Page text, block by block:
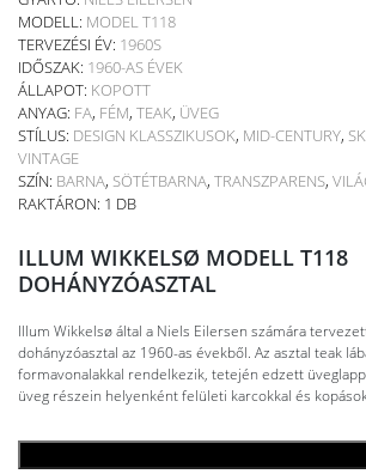
MODELL: MODEL T118
TERVEZÉSI ÉV: 1960S
IDŐSZAK: 1960-AS ÉVEK
ÁLLAPOT: KOPOTT
ANYAG: FA, FÉM, TEAK, ÜVEG
STÍLUS: DESIGN KLASSZIKUSOK, MID-CENTURY,
VINTAGE
SZÍN: BARNA, SÖTÉTBARNA, TRANSZPARENS,
RAKTÁRON: 1 DB
ILLUM WIKKELSØ MODELL T118
DOHÁNYZÓASZTAL
Illum Wikkelsø által a Niels Eilersen számára tervezett
dohányzóasztal az 1960-as évekből. Az asztal teak
formavonalakkal rendelkezik, tetején edzett
üveg részein helyenként felületi karcokkal és